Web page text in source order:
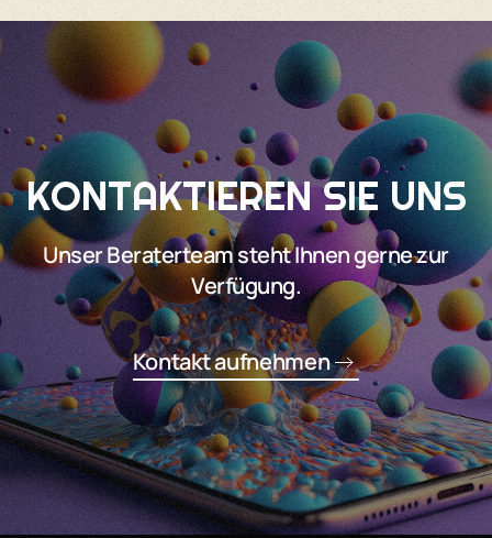
KONTAKTIEREN SIE UNS
Unser Beraterteam steht Ihnen gerne zur
Verfügung.
Kontakt aufnehmen